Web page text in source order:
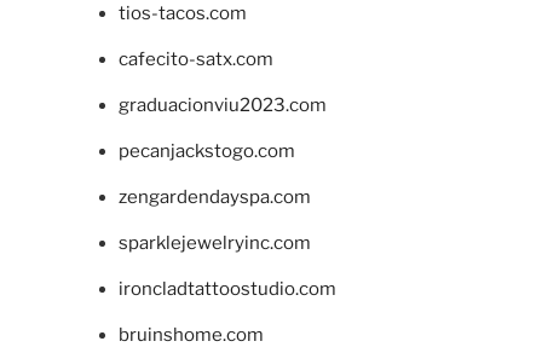
tios-tacos.com
cafecito-satx.com
graduacionviu2023.com
pecanjackstogo.com
zengardendayspa.com
sparklejewelryinc.com
ironcladtattoostudio.com
bruinshome.com